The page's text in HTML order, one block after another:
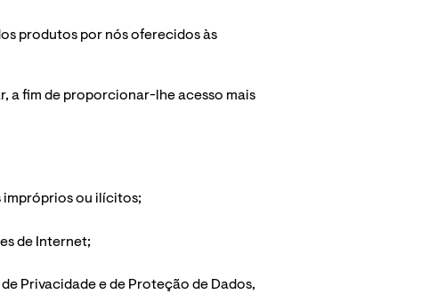
produtos por nós oferecidos às
a fim de proporcionar-lhe acesso mais
impróprios ou ilícitos;
de Internet;
Privacidade e de Proteção de Dados,